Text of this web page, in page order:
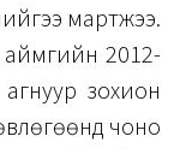
мартжээ.
2012-
зохион
чоно